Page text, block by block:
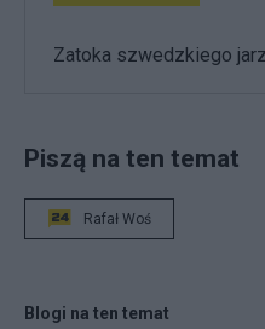
Zatoka szwedzkiego
Piszą na ten temat
Rafał Woś
Blogi na ten temat